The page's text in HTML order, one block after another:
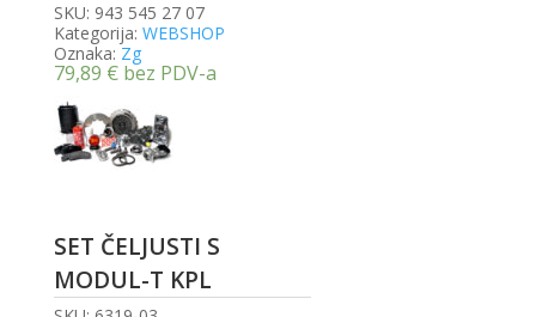
SKU: 943 545 27 07
Kategorija: WEBSHOP
Oznaka: Zg
79,89 € bez PDV-a
SET ČELJUSTI S
MODUL-T KPL